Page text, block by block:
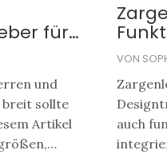
für
und
breit sollte
Artikel
VON
auch